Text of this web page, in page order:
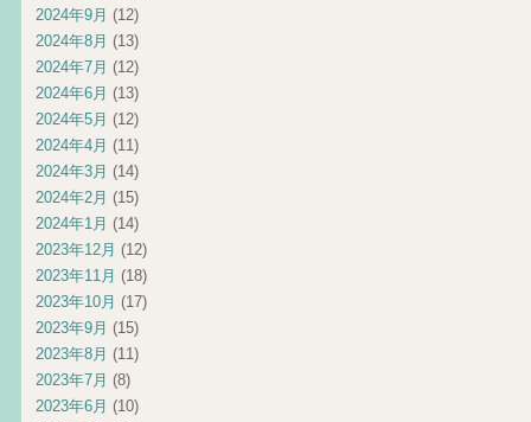
2024年9月 (12)
2024年8月 (13)
2024年7月 (12)
2024年6月 (13)
2024年5月 (12)
2024年4月 (11)
2024年3月 (14)
2024年2月 (15)
2024年1月 (14)
2023年12月 (12)
2023年11月 (18)
2023年10月 (17)
2023年9月 (15)
2023年8月 (11)
2023年7月 (8)
2023年6月 (10)